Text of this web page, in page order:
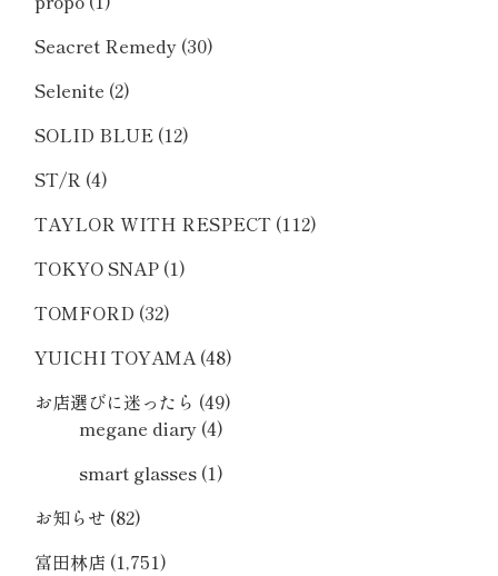
Seacret Remedy (30)
Selenite (2)
SOLID BLUE (12)
ST/R (4)
TAYLOR WITH RESPECT (112)
TOKYO SNAP (1)
TOMFORD (32)
YUICHI TOYAMA (48)
お店選びに迷ったら (49)
megane diary (4)
smart glasses (1)
お知らせ (82)
富田林店 (1,751)